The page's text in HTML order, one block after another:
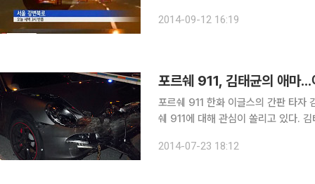
츠 승용차와 충돌한 뒤 가드레일을 들
2014-09-12 16:19
포르쉐 911, 김태균의 애마
포르쉐 911 한화 이글스의 간판 타자 김태균의 교통사고 소식이 전해진 가운데 그가 타고 있던 포르
쉐 911에 대해 관심이 쏠리고 있다. 김태균이 타고 있던 포르쉐 911은 모델에 따라 가격이 1억2000
2014-07-23 18:12